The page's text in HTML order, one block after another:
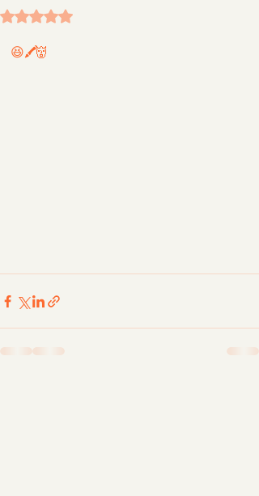
2月の節分飾りの用意をしており、入居者様に鬼の顔を描いて頂きました😆🖍️ 鬼を自分の好きな顔にして…上手に描けていました👹